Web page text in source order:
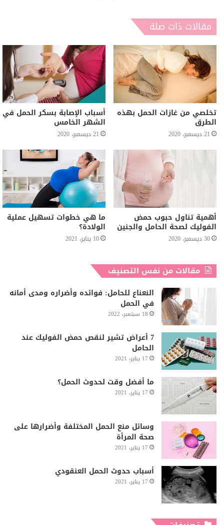
مقالات ذات صلة
تخلصي من غازات الحمل بهذه
الطرق
21 ديسمبر، 2020
أسباب الإصابة بسكر الحمل في
الشهر الخامس
21 ديسمبر، 2020
أهمية تناول حبوب حمض
الفوليك لصحة الحامل والجنين
30 ديسمبر، 2020
ما هي خطوات تسهيل عملية
الولادة؟
10 يناير، 2021
مقالات من نفس التصنيف
النعناع للحامل: فوائده وأضراره ومدى أمانه
في الحمل
18 سبتمبر، 2022
7 أعراض تشير لنقص حمض الفوليك عند
الحامل
17 يناير، 2021
ما أفضل وقت لحدوث الحمل؟
17 يناير، 2021
وسائل منع الحمل المختلفة وأضرارها على
صحة المرأة
17 يناير، 2021
أسباب حدوث الحمل العنقودي
17 يناير، 2021